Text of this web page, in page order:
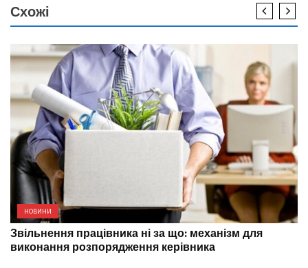
Схожі
НОВИНИ
Звільнення працівника ні за що: механізм для
виконання розпорядження керівника